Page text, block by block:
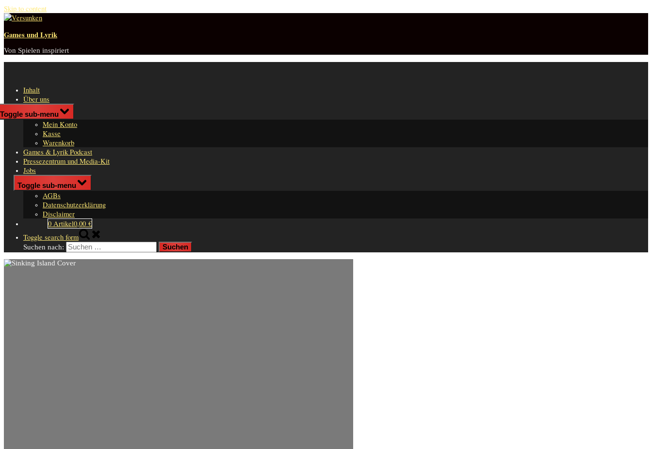
Skip to content
Games und Lyrik
Von Spielen inspiriert
Inhalt
Über uns
Shop
Toggle sub-menu
Mein Konto
Kasse
Warenkorb
Games & Lyrik Podcast
Pressezentrum und Media-Kit
Jobs
Impressum
Toggle sub-menu
AGBs
Datenschutzerklärung
Disclaimer
0 Artikel0,00 €
Toggle search form
Suchen nach: